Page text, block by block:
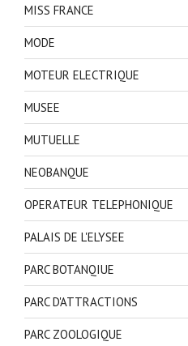
MISS FRANCE
MODE
MOTEUR ELECTRIQUE
MUSEE
MUTUELLE
NEOBANQUE
OPERATEUR TELEPHONIQUE
PALAIS DE L'ELYSEE
PARC BOTANQIUE
PARC D'ATTRACTIONS
PARC ZOOLOGIQUE